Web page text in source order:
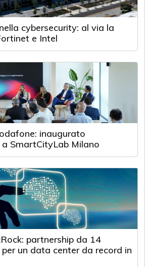
cybersecurity: al via la
e Intel
inaugurato
a SmartCityLab Milano
partnership da 14
un data center da record in